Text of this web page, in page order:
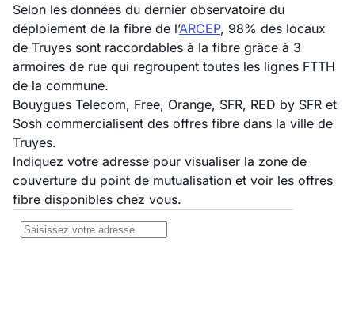
Selon les données du dernier observatoire du
déploiement de la fibre de l’ARCEP, 98% des locaux
de Truyes sont raccordables à la fibre grâce à 3
armoires de rue qui regroupent toutes les lignes FTTH
de la commune.
Bouygues Telecom, Free, Orange, SFR, RED by SFR et
Sosh commercialisent des offres fibre dans la ville de
Truyes.
Indiquez votre adresse pour visualiser la zone de
couverture du point de mutualisation et voir les offres
fibre disponibles chez vous.